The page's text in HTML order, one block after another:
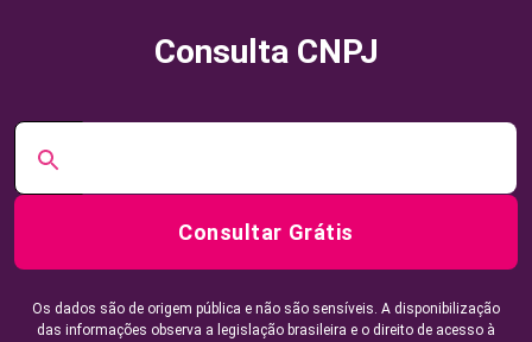
Consulta CNPJ
Consultar Grátis
Os dados são de origem pública e não são sensíveis. A disponibilização
das informações observa a legislação brasileira e o direito de acesso à